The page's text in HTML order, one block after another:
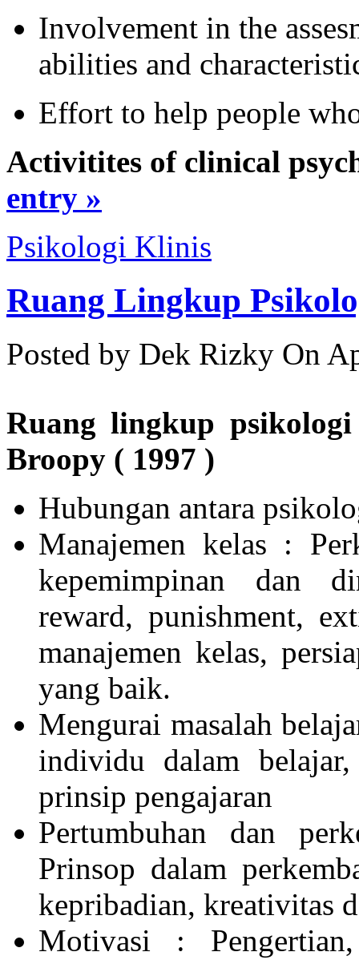
Involvement in the
abilities and
Effort to help people
Activitites of clinical
entry »
Psikologi Klinis
Ruang Lingkup
Posted by Dek Rizky On
Ruang lingkup
Broopy ( 1997 )
Hubungan antara
Manajemen kelas :
kepemimpinan dan
reward, punishment,
manajemen kelas,
yang baik.
Mengurai masalah
individu dalam
prinsip pengajaran
Pertumbuhan dan
Prinsop dalam
kepribadian, kreativitas
Motivasi :